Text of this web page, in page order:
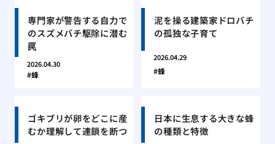
専門家が警告する自力で
のスズメバチ駆除に潜む
罠
2026.04.30
蜂
泥を操る建築家ドロバチ
の孤独な子育て
2026.04.29
蜂
ゴキブリが卵をどこに産
むか理解して連鎖を断つ
日本に生息する大きな蜂
の種類と特徴